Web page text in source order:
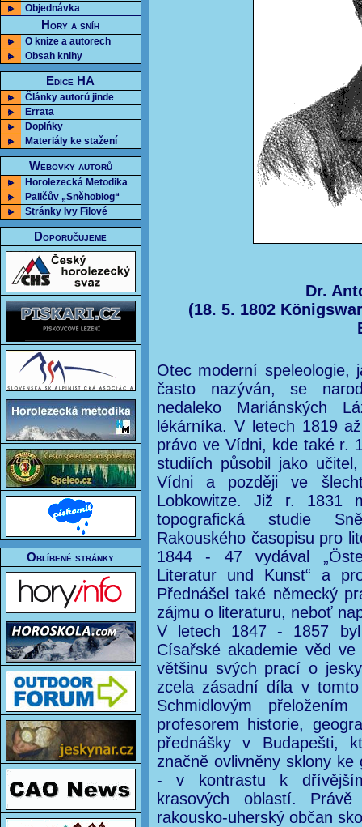
Objednávka
Hory a sníh
O knize a autorech
Obsah knihy
Edice HA
Články autorů jinde
Errata
Doplňky
Materiály ke stažení
Webovky autorů
Horolezecká Metodika
Paličův „Sněhoblog“
Stránky Ivy Filové
Doporučujeme
Oblíbené stránky
Dr.
(18. 5. 1802
Otec moderní speleologie,
často nazýván, se
nedaleko Mariánských
lékárníka. V letech 1819
právo ve Vídni, kde také r.
studiích působil jako
Vídni a později ve
Lobkowitze. Již r. 1831
topografická studie
Rakouského časopisu pro
1844 - 47 vydával
Literatur und Kunst“ a
Přednášel také německý
zájmu o literaturu, neboť
V letech 1847 - 1857 byl
Císařské akademie věd
většinu svých prací o
zcela zásadní díla v
Schmidlovým
profesorem historie,
přednášky v Budapešti,
značně ovlivněny sklony
- v kontrastu k
krasových oblastí.
rakousko-uherský občan